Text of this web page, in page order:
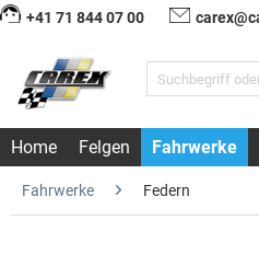
+41 71 844 07 00
Home Felgen Fahrwerke
Fahrwerke Federn